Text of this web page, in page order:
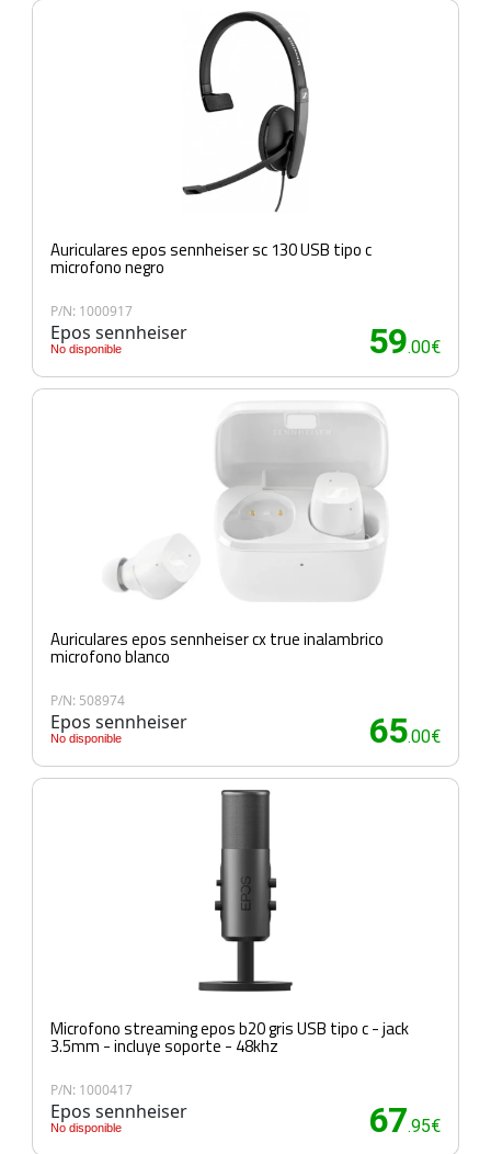
Auriculares epos sennheiser sc 130 USB tipo c
microfono negro
P/N: 1000917
Epos sennheiser
No disponible 59.00€
Auriculares epos sennheiser cx true inalambrico
microfono blanco
P/N: 508974
Epos sennheiser
No disponible 65.00€
Microfono streaming epos b20 gris USB tipo c - jack
3.5mm - incluye soporte - 48khz
P/N: 1000417
Epos sennheiser
No disponible 67.95€